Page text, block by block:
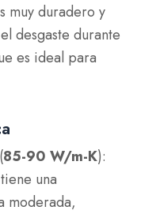
muy duradero y
desgaste durante
es ideal para
(85-90 W/m-K):
una
moderada,